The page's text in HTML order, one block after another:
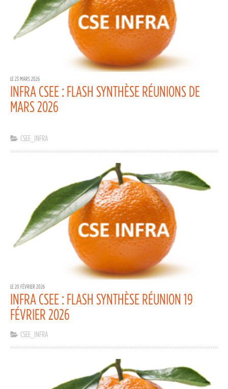
LE 23 MARS 2026
INFRA CSEE : FLASH SYNTHÈSE RÉUNIONS DE
MARS 2026
CSEE_INFRA
LE 20 FÉVRIER 2026
INFRA CSEE : FLASH SYNTHÈSE RÉUNION 19
FÉVRIER 2026
CSEE_INFRA